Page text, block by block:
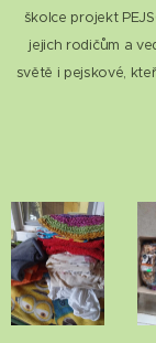
školce projekt
jejich rodičům a
světě i pejskové,